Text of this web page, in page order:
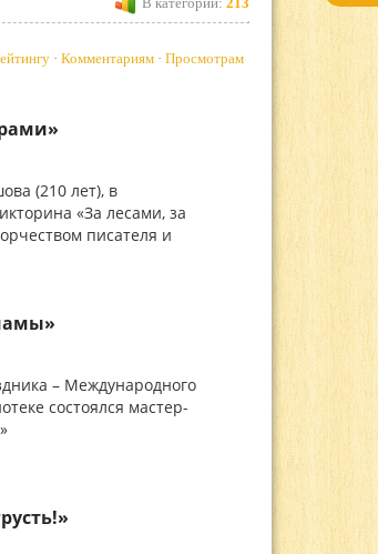
· Комментариям · Просмотрам
(210 лет), в
«За лесами, за
писателя и
– Международного
состоялся мастер-